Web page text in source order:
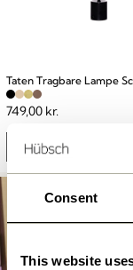
Consent
This website
Taten Tragbare Lampe
749,00 kr.
In den warenkorb